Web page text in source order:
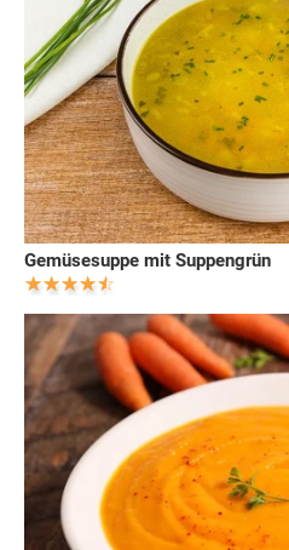
Gemüsesuppe mit Suppengrün